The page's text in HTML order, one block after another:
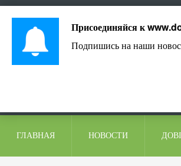
ГЛАВНАЯ НОВОСТИ
Присоединяйся к
Подпишись на наши